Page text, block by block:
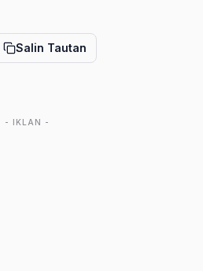
Salin Tautan
- IKLAN -